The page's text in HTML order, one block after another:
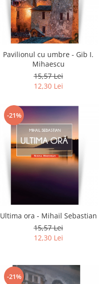
Pavilionul cu umbre - Gib I.
Mihaescu
15,57 Lei
12,30 Lei
-21%
Ultima ora - Mihail Sebastian
15,57 Lei
12,30 Lei
-21%